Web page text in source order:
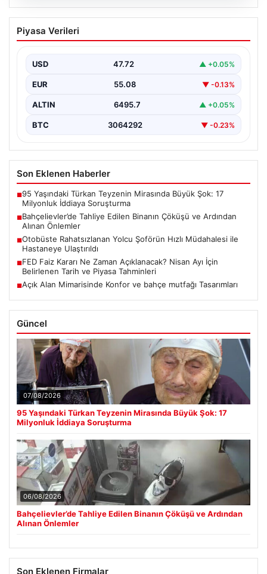
06.08.2026
Bahçelievler’de Tahliye Edilen Binanın
Çöküşü ve Ardından Alınan Önlemler
yaşanan olay, Yenibosna Merkez Mahallesi Taşova
Sokak'ta bulunan dört…
Piyasa Verileri
USD 47.72 ▲ +0.05%
EUR 55.08 ▼ -0.13%
ALTIN 6495.7 ▲ +0.05%
BTC 3064292 ▼ -0.23%
Son Eklenen Haberler
■95 Yaşındaki Türkan Teyzenin Mirasında Büyük Şok: 17
Milyonluk İddiaya Soruşturma
■Bahçelievler’de Tahliye Edilen Binanın Çöküşü ve Ardından
Alınan Önlemler
■Otobüste Rahatsızlanan Yolcu Şoförün Hızlı Müdahalesi ile
Hastaneye Ulaştırıldı
■FED Faiz Kararı Ne Zaman Açıklanacak? Nisan Ayı İçin
Belirlenen Tarih ve Piyasa Tahminleri
■Açık Alan Mimarisinde Konfor ve bahçe mutfağı Tasarımları
Güncel
07/08/2026
95 Yaşındaki Türkan Teyzenin Mirasında Büyük Şok: 17
Milyonluk İddiaya Soruşturma
06/08/2026
Bahçelievler’de Tahliye Edilen Binanın Çöküşü ve Ardından
Alınan Önlemler
Son Eklenen Firmalar